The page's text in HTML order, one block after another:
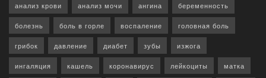
анализ крови анализ мочи ангина беременность
болезнь боль в горле воспаление головная боль
грибок давление диабет зубы изжога
ингаляция кашель коронавирус лейкоциты матка